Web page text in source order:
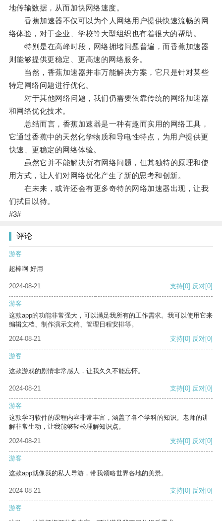
地传输数据，从而加快网络速度。
香蕉加速器不仅可以为个人网络用户提供快速流畅的网
络体验，对于企业、学校等大型组织也有着很大的帮助。
特别是在高峰时段，网络拥堵问题普遍，而香蕉加速器
则能够提供更稳定、更高速的网络服务。
当然，香蕉加速器并非万能解决方案，它只是针对某些
特定网络问题进行优化。
对于其他网络问题，我们仍需要依靠传统的网络加速器
和网络优化技术。
总结而言，香蕉加速器是一种有趣而实用的网络工具，
它通过香蕉中的天然化学物质和导电性特点，为用户提供更
快速、更稳定的网络体验。
虽然它并不能解决所有网络问题，但其独特的原理和使
用方式，让人们对网络优化产生了新的思考和创新。
在未来，或许还会有更多奇特的网络加速器出现，让我
们拭目以待。
#3#
评论
游客
超棒啊 好用
2024-08-21 支持[0] 反对[0]
游客
这款app的功能非常强大，可以满足我所有的工作需求。我可以使用它来
编辑文档、制作演示文稿、管理日程安排等。
2024-08-21
支持[0] 反对[0]
游客
这款游戏的剧情非常感人，让我久久不能忘怀。
2024-08-21 支持[0] 反对[0]
游客
这款学习软件的课程内容非常丰富，涵盖了各个学科的知识。老师的讲
解非常生动，让我能够轻松理解知识点。
2024-08-21
支持[0] 反对[0]
游客
这款app就像我的私人导游，带我领略世界各地的美景。
2024-08-21 支持[0] 反对[0]
游客